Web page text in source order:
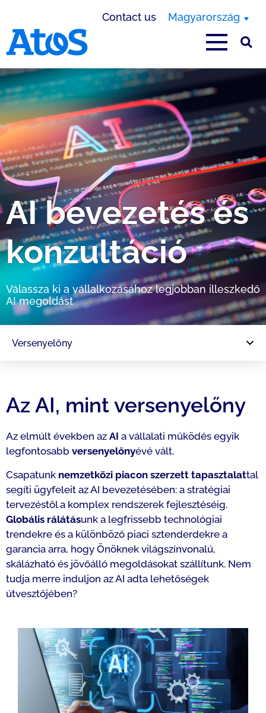
Contact us Magyarország
AI bevezetés és
konzultáció
Válassza ki a vállalkozásához legjobban illeszkedő
AI megoldást
Versenyelőny
Az AI, mint versenyelőny
Az elmúlt években az AI a vállalati működés egyik
legfontosabb versenyelőnyévé vált.
Csapatunk nemzetközi piacon szerzett tapasztalattal
segíti ügyfeleit az AI bevezetésében: a stratégiai
tervezéstől a komplex rendszerek fejlesztéséig.
Globális rálátásunk a legfrissebb technológiai
trendekre és a különböző piaci sztenderdekre a
garancia arra, hogy Önöknek világszínvonalú,
skálázható és jövőálló megoldásokat szállítunk. Nem
tudja merre induljon az AI adta lehetőségek
útvesztőjében?